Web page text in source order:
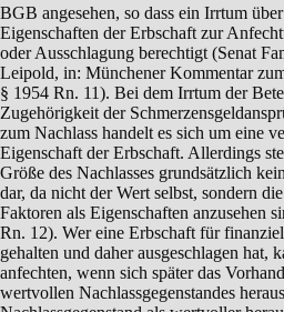
BGB angesehen, so dass ein Irrtum
Eigenschaften der Erbschaft zur
oder Ausschlagung berechtigt (Senat
Leipold, in: Münchener Kommentar
§ 1954 Rn. 11). Bei dem Irrtum der
Zugehörigkeit der
zum Nachlass handelt es sich um eine
Eigenschaft der Erbschaft. Allerdings
Größe des Nachlasses grundsätzlich
dar, da nicht der Wert selbst, sondern
Faktoren als Eigenschaften anzusehen
Rn. 12). Wer eine Erbschaft für
gehalten und daher ausgeschlagen hat,
anfechten, wenn sich später das
wertvollen Nachlassgegenstandes